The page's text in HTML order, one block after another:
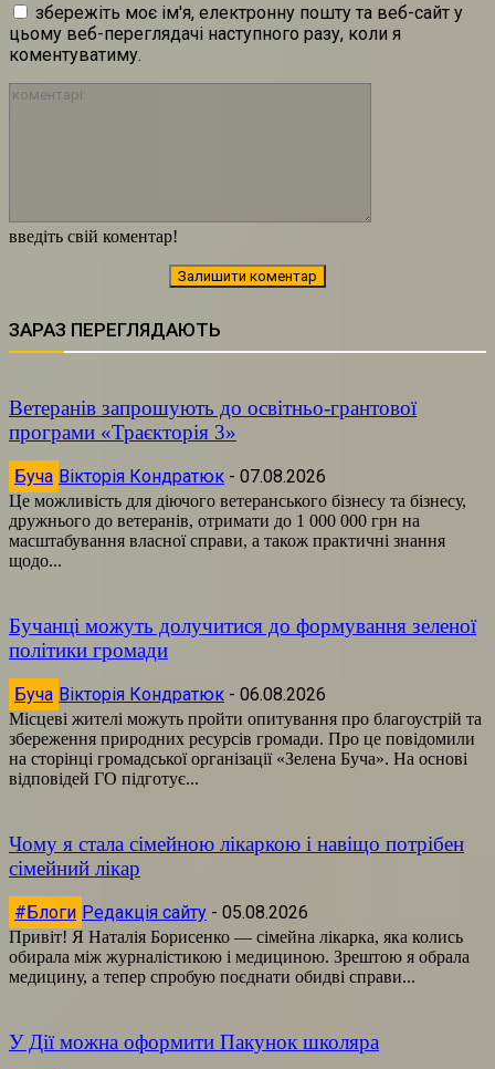
введіть свій коментар!
збережіть моє ім'я, електронну пошту та веб-сайт у
цьому веб-переглядачі наступного разу, коли я
коментуватиму.
ЗАРАЗ ПЕРЕГЛЯДАЮТЬ
Ветеранів запрошують до освітньо-грантової
програми «Траєкторія 3»
Буча Вікторія Кондратюк - 07.08.2026
Це можливість для діючого ветеранського бізнесу та бізнесу,
дружнього до ветеранів, отримати до 1 000 000 грн на
масштабування власної справи, а також практичні знання
щодо...
Бучанці можуть долучитися до формування зеленої
політики громади
Буча Вікторія Кондратюк - 06.08.2026
Місцеві жителі можуть пройти опитування про благоустрій та
збереження природних ресурсів громади. Про це повідомили
на сторінці громадської організації «Зелена Буча». На основі
відповідей ГО підготує...
Чому я стала сімейною лікаркою і навіщо потрібен
сімейний лікар
#Блоги Редакція сайту - 05.08.2026
Привіт! Я Наталія Борисенко — сімейна лікарка, яка колись
обирала між журналістикою і медициною. Зрештою я обрала
медицину, а тепер спробую поєднати обидві справи...
У Дії можна оформити Пакунок школяра